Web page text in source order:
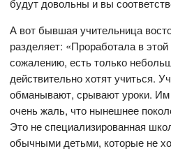
будут довольны и вы
А вот бывшая учительница
разделяет: «Проработала в
сожалению, есть только
действительно хотят учиться.
обманывают, срывают уроки. Им
очень жаль, что нынешнее
Это не специализированная
обычными детьми, которые не